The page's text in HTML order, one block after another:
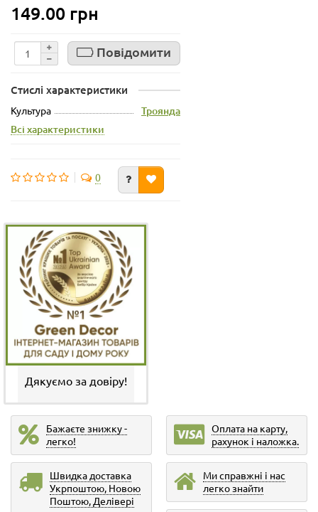
149.00 грн
Повідомити
Стислі характеристики
Культура
Троянда
Всі характеристики
0
Дякуємо за довіру!
Бажаєте знижку -
легко!
Оплата на карту,
рахунок і наложка.
Швидка доставка
Укрпоштою, Новою
Поштою, Делівері
Ми справжні і нас
легко знайти